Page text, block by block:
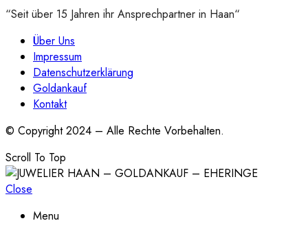
“Seit über 15 Jahren ihr Ansprechpartner in Haan“
Über Uns
Impressum
Datenschutzerklärung
Goldankauf
Kontakt
© Copyright 2024 – Alle Rechte Vorbehalten.
Scroll To Top
Close
Menu